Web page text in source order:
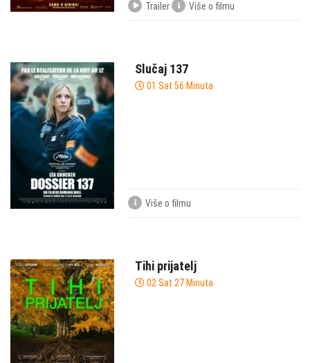
Trailer Više o filmu
Slučaj 137
01 Sat 56 Minuta
Više o filmu
Tihi prijatelj
02 Sat 27 Minuta